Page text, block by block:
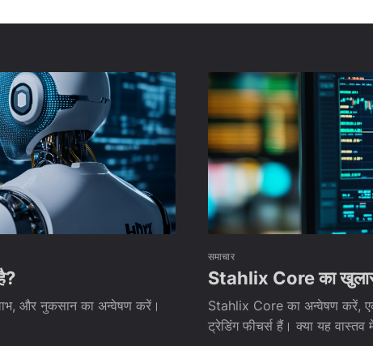
और नुकसान का अन्वेषण करें।
समाचार
Stahlix Core का
Stahlix Core का अन्वेषण करें,
ट्रेडिंग फीचर्स हैं। क्या यह